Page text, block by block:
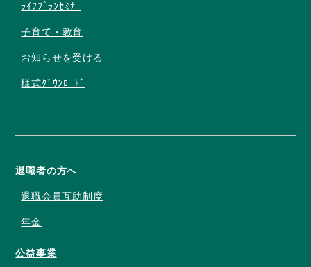
ﾗｲﾌﾌﾟﾗﾝｾﾐﾅｰ
子育て・教育
お知らせを受ける
様式ﾀﾞｳﾝﾛｰﾄﾞ
退職者の方へ
退職会員互助制度
年金
公益事業